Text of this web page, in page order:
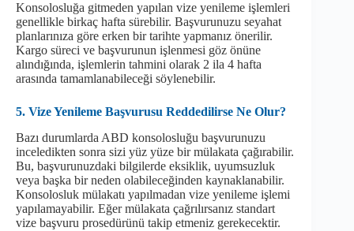
Konsolosluğa gitmeden yapılan vize yenileme işlemleri
genellikle birkaç hafta sürebilir. Başvurunuzu seyahat
planlarınıza göre erken bir tarihte yapmanız önerilir.
Kargo süreci ve başvurunun işlenmesi göz önüne
alındığında, işlemlerin tahmini olarak 2 ila 4 hafta
arasında tamamlanabileceği söylenebilir.
5. Vize Yenileme Başvurusu Reddedilirse Ne Olur?
Bazı durumlarda ABD konsolosluğu başvurunuzu
inceledikten sonra sizi yüz yüze bir mülakata çağırabilir.
Bu, başvurunuzdaki bilgilerde eksiklik, uyumsuzluk
veya başka bir neden olabileceğinden kaynaklanabilir.
Konsolosluk mülakatı yapılmadan vize yenileme işlemi
yapılamayabilir. Eğer mülakata çağrılırsanız standart
vize başvuru prosedürünü takip etmeniz gerekecektir.